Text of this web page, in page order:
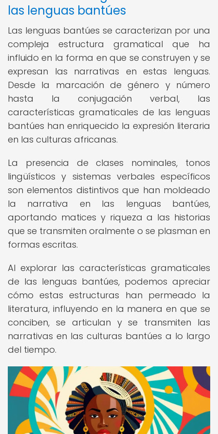
las lenguas bantúes
Las lenguas bantúes se caracterizan por una
compleja estructura gramatical que ha
influido en la forma en que se construyen y se
expresan las narrativas en estas lenguas.
Desde la marcación de género y número
hasta la conjugación verbal, las
características gramaticales de las lenguas
bantúes han enriquecido la expresión literaria
en las culturas africanas.
La presencia de clases nominales, tonos
lingüísticos y sistemas verbales específicos
son elementos distintivos que han moldeado
la narrativa en las lenguas bantúes,
aportando matices y riqueza a las historias
que se transmiten oralmente o se plasman en
formas escritas.
Al explorar las características gramaticales
de las lenguas bantúes, podemos apreciar
cómo estas estructuras han permeado la
literatura, influyendo en la manera en que se
conciben, se articulan y se transmiten las
narrativas en las culturas bantúes a lo largo
del tiempo.